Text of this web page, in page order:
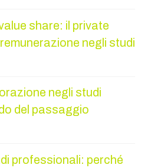
share: il private
negli studi
negli studi
del passaggio
professionali: perché